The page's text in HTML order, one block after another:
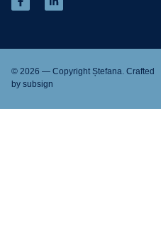
© 2026 — Copyright Ștefana. Crafted
by subsign